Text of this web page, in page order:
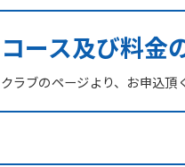
コース及び料金
クラブのページより、お申込頂